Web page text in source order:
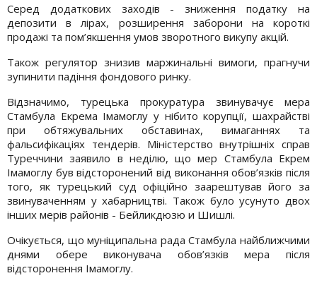
Серед додаткових заходів - зниження податку на
депозити в лірах, розширення заборони на короткі
продажі та пом’якшення умов зворотного викупу акцій.
Також регулятор знизив маржинальні вимоги, прагнучи
зупинити падіння фондового ринку.
Відзначимо, турецька прокуратура звинувачує мера
Стамбула Екрема Імамоглу у нібито корупції, шахрайстві
при обтяжувальних обставинах, вимаганнях та
фальсифікаціях тендерів. Міністерство внутрішніх справ
Туреччини заявило в неділю, що мер Стамбула Екрем
Імамоглу був відсторонений від виконання обов’язків після
того, як турецький суд офіційно заарештував його за
звинуваченням у хабарництві. Також було усунуто двох
інших мерів районів - Бейликдюзю и Шишлі.
Очікується, що муніципальна рада Стамбула найближчими
днями обере виконувача обов’язків мера після
відсторонення Імамоглу.